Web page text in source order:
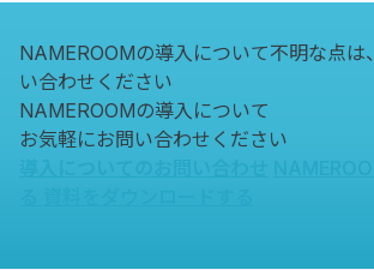
NAMEROOMの導入について不明な点は、
い合わせください
NAMEROOMの導入について
お気軽にお問い合わせください